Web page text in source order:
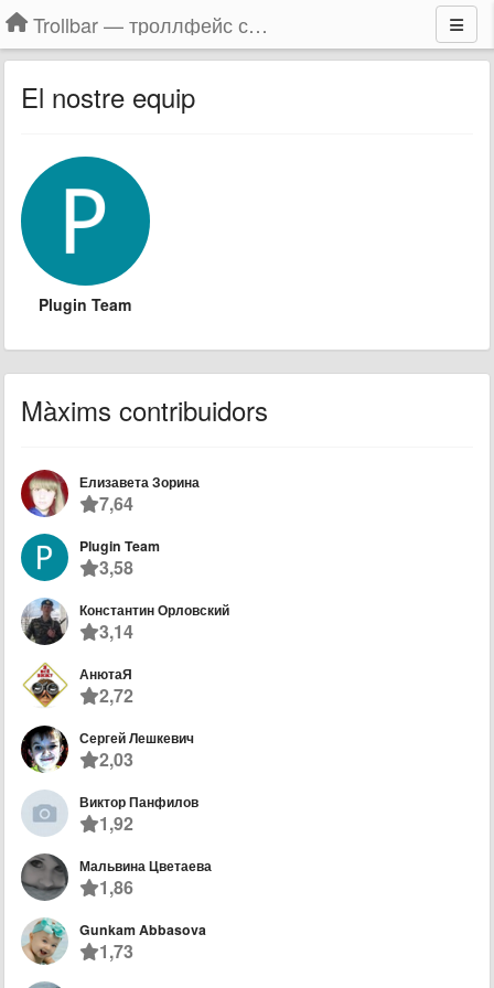
Trollbar — троллфейс смайлы для Контакта, Фейсбука, Одноклассников
El nostre equip
Plugin Team
Màxims contribuidors
Елизавета Зорина
7,64
Plugin Team
3,58
Константин Орловский
3,14
АнютаЯ
2,72
Сергей Лешкевич
2,03
Виктор Панфилов
1,92
Мальвина Цветаева
1,86
Gunkam Abbasova
1,73